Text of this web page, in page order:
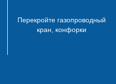
Перекройте газопроводный
кран, конфорки